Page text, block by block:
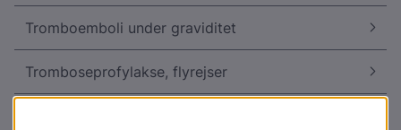
Tromboemboli under graviditet
Tromboseprofylakse, flyrejser